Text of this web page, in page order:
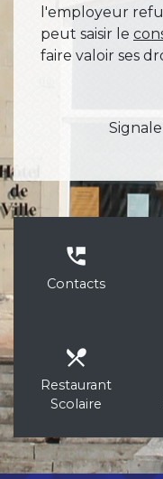
l'employeur
peut saisir le
faire valoir ses
perm_phone_msg
Contacts
local_dining
Restaurant
Scolaire